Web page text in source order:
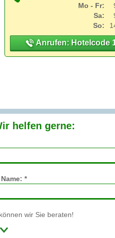
Mo - Fr:
Sa:
So:
Anrufen: Hotelcode
helfen gerne:
*
wir Sie beraten!